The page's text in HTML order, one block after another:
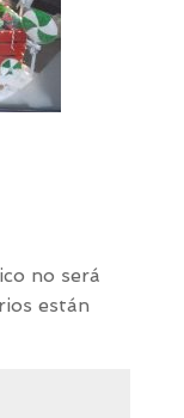
no será
están